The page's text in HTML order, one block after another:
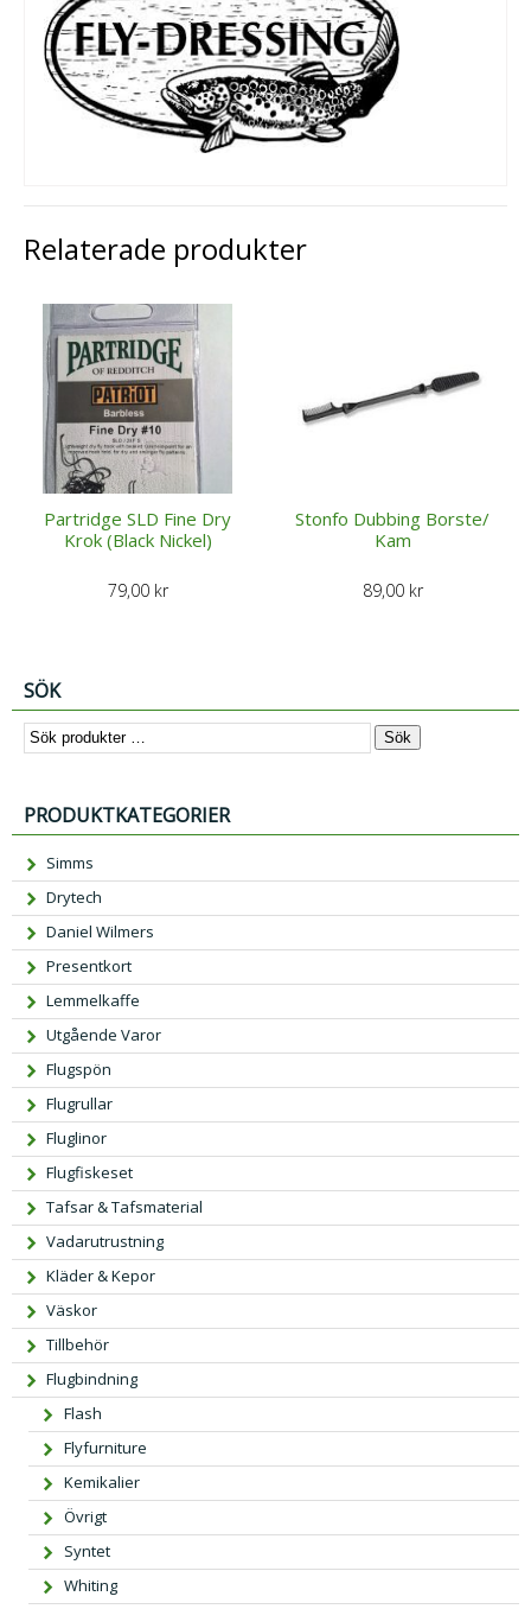
Relaterade produkter
Partridge SLD Fine Dry
Krok (Black Nickel)
79,00 kr
Stonfo Dubbing Borste/
Kam
89,00 kr
SÖK
Sök
PRODUKTKATEGORIER
Simms
Drytech
Daniel Wilmers
Presentkort
Lemmelkaffe
Utgående Varor
Flugspön
Flugrullar
Fluglinor
Flugfiskeset
Tafsar & Tafsmaterial
Vadarutrustning
Kläder & Kepor
Väskor
Tillbehör
Flugbindning
Flash
Flyfurniture
Kemikalier
Övrigt
Syntet
Whiting